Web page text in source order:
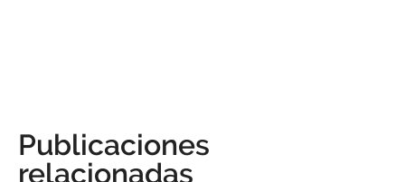
Publicaciones
relacionadas